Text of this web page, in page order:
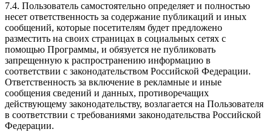
7.4. Пользователь самостоятельно определяет и полностью
несет ответственность за содержание публикаций и иных
сообщений, которые посетителям будет предложено
разместить на своих страницах в социальных сетях с
помощью Программы, и обязуется не публиковать
запрещенную к распространению информацию в
соответствии с законодательством Российской Федерации.
Ответственность за включение в рекламные и иные
сообщения сведений и данных, противоречащих
действующему законодательству, возлагается на Пользователя
в соответствии с требованиями законодательства Российской
Федерации.